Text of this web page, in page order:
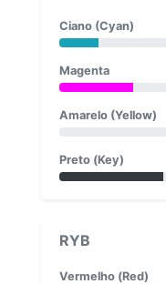
Ciano (Cyan)
Magenta
Amarelo (Yellow)
Preto (Key)
RYB
Vermelho (Red)